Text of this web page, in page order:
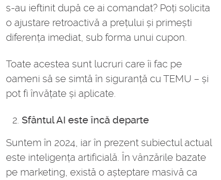
s-au ieftinit după ce ai comandat? Poți solicita
o ajustare retroactivă a prețului și primești
diferența imediat, sub forma unui cupon.
Toate acestea sunt lucruri care îi fac pe
oameni să se simtă în siguranță cu TEMU – și
pot fi învățate și aplicate.
Sfântul AI este încă departe
Suntem în 2024, iar în prezent subiectul actual
este inteligența artificială. În vânzările bazate
pe marketing, există o așteptare masivă ca